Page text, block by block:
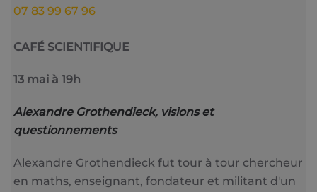
07 83 99 67 96
CAFÉ SCIENTIFIQUE
13 mai à 19h
Alexandre Grothendieck, visions et
questionnements
Alexandre Grothendieck fut tour à tour chercheur
en maths, enseignant, fondateur et militant d'un